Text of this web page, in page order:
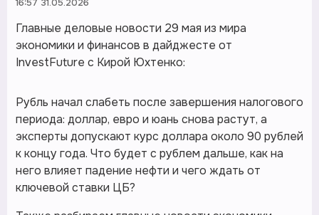
16:57 31.05.2026
Главные деловые новости 29 мая из мира
экономики и финансов в дайджесте от
InvestFuture с Кирой Юхтенко:
Рубль начал слабеть после завершения налогового
периода: доллар, евро и юань снова растут, а
эксперты допускают курс доллара около 90 рублей
к концу года. Что будет с рублем дальше, как на
него влияет падение нефти и чего ждать от
ключевой ставки ЦБ?